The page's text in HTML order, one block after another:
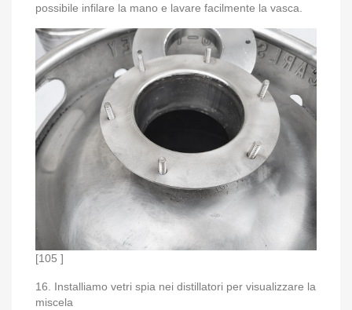
possibile infilare la mano e lavare facilmente la vasca.
[105 ]
16. Installiamo vetri spia nei distillatori per visualizzare la
miscela